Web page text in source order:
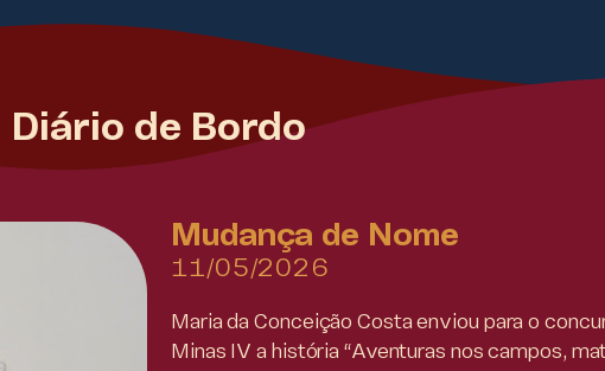
Diário de Bordo
Mudança de Nome
11/05/2026
Maria da Conceição Costa enviou para o
Minas IV a história “Aventuras nos campos,